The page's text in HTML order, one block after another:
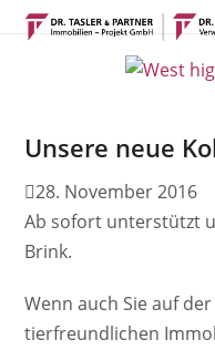
SkipOpen
mobile
Close
mobile
Unsere neue
28. November 2016
Ab sofort unterstützt
Brink.
Wenn auch Sie auf
tierfreundlichen